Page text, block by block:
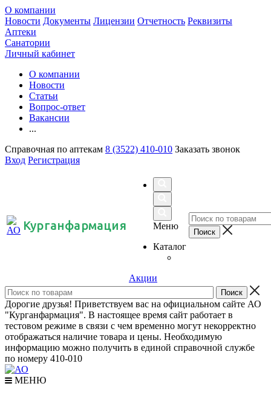
О компании
Новости Документы Лицензии Отчетность Реквизиты
Аптеки
Санатории
Личный кабинет
О компании
Новости
Статьи
Вопрос-ответ
Вакансии
...
Справочная по аптекам 8 (3522) 410-010 Заказать звонок
Вход Регистрация
Курганфармация
Меню
Каталог
Акции
Дорогие друзья! Приветствуем вас на официальном сайте АО
"Курганфармация". В настоящее время сайт работает в
тестовом режиме в связи с чем временно могут некорректно
отображаться наличие товара и цены. Необходимую
информацию можно получить в единой справочной службе
по номеру 410-010
МЕНЮ